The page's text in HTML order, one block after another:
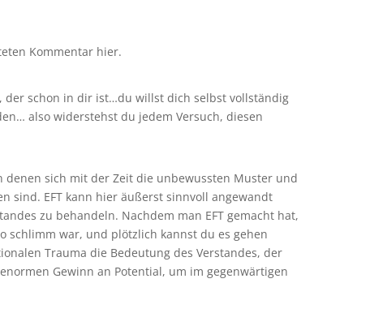
Kommentar hier.
der schon in dir ist…du willst dich selbst vollständig
also widerstehst du jedem Versuch, diesen
sich mit der Zeit die unbewussten Muster und
sind. EFT kann hier äußerst sinnvoll angewandt
zu behandeln. Nachdem man EFT gemacht hat,
schlimm war, und plötzlich kannst du es gehen
Trauma die Bedeutung des Verstandes, der
Gewinn an Potential, um im gegenwärtigen